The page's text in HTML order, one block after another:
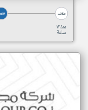
منذ ١٢
ساعة